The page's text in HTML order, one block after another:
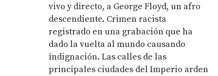
vivo y directo, a George Floyd, un afro
descendiente. Crimen racista
registrado en una grabación que ha
dado la vuelta al mundo causando
indignación. Las calles de las
principales ciudades del Imperio arden